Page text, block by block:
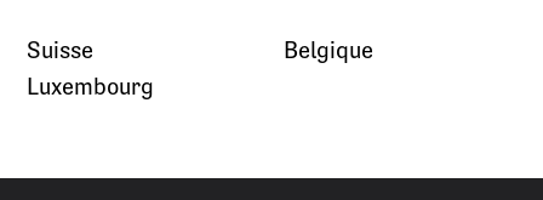
Suisse
Luxembourg
Belgique